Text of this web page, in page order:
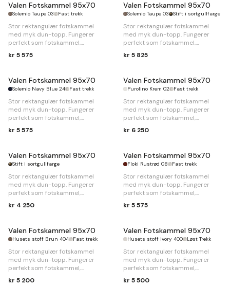
Valen Fotskammel 95x70
Solemio Taupe 03 Fast trekk
Stor rektangulær fotskammel
med myk dun-topp. Fungerer
perfekt som fotskammel,
til sofaen.
kr 5 575
Valen Fotskammel 95x70
Solemio Taupe 03 Stift i sortgullfarge
Stor rektangulær fotskammel
med myk dun-topp. Fungerer
perfekt som fotskammel,
til sofaen.
kr 5 825
Valen Fotskammel 95x70
Solemio Navy Blue 24 Fast trekk
Stor rektangulær fotskammel
med myk dun-topp. Fungerer
perfekt som fotskammel,
til sofaen.
kr 5 575
Valen Fotskammel 95x70
Purolino Krem 02 Fast trekk
Stor rektangulær fotskammel
med myk dun-topp. Fungerer
perfekt som fotskammel,
til sofaen.
kr 6 250
Valen Fotskammel 95x70
Stift i sortgullfarge
Stor rektangulær fotskammel
med myk dun-topp. Fungerer
perfekt som fotskammel,
til sofaen.
kr 4 250
Valen Fotskammel 95x70
Floki Rustrød 08 Fast trekk
Stor rektangulær fotskammel
med myk dun-topp. Fungerer
perfekt som fotskammel,
til sofaen.
kr 5 575
Valen Fotskammel 95x70
Husets stoff Brun 404 Fast trekk
Stor rektangulær fotskammel
med myk dun-topp. Fungerer
perfekt som fotskammel,
kr 5 200
Valen Fotskammel 95x70
Husets stoff Ivory 400 Løst Trekk
Stor rektangulær fotskammel
med myk dun-topp. Fungerer
perfekt som fotskammel,
kr 5 500